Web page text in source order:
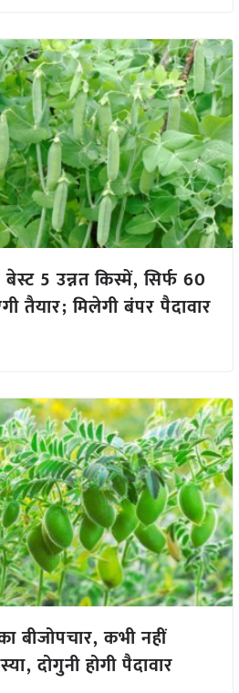
5 उन्नत किस्में, सिर्फ 60
तैयार; मिलेगी बंपर पैदावार
बीजोपचार, कभी नहीं
दोगुनी होगी पैदावार